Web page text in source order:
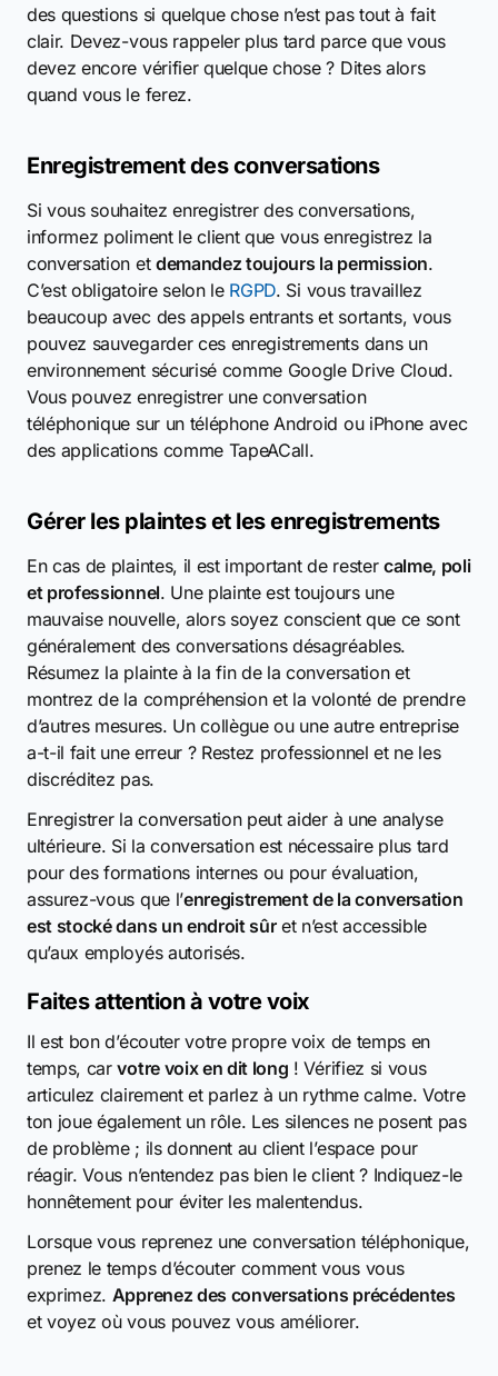
des questions si quelque chose n’est pas tout à fait
clair. Devez-vous rappeler plus tard parce que vous
devez encore vérifier quelque chose ? Dites alors
quand vous le ferez.
Enregistrement des conversations
Si vous souhaitez enregistrer des conversations,
informez poliment le client que vous enregistrez la
conversation et demandez toujours la permission.
C’est obligatoire selon le RGPD. Si vous travaillez
beaucoup avec des appels entrants et sortants, vous
pouvez sauvegarder ces enregistrements dans un
environnement sécurisé comme Google Drive Cloud.
Vous pouvez enregistrer une conversation
téléphonique sur un téléphone Android ou iPhone avec
des applications comme TapeACall.
Gérer les plaintes et les enregistrements
En cas de plaintes, il est important de rester calme, poli
et professionnel. Une plainte est toujours une
mauvaise nouvelle, alors soyez conscient que ce sont
généralement des conversations désagréables.
Résumez la plainte à la fin de la conversation et
montrez de la compréhension et la volonté de prendre
d’autres mesures. Un collègue ou une autre entreprise
a-t-il fait une erreur ? Restez professionnel et ne les
discréditez pas.
Enregistrer la conversation peut aider à une analyse
ultérieure. Si la conversation est nécessaire plus tard
pour des formations internes ou pour évaluation,
assurez-vous que l’enregistrement de la conversation
est stocké dans un endroit sûret n’est accessible
qu’aux employés autorisés.
Faites attention à votre voix
Il est bon d’écouter votre propre voix de temps en
temps, carvotre voix en dit long ! Vérifiez si vous
articulez clairement et parlez à un rythme calme. Votre
ton joue également un rôle. Les silences ne posent pas
de problème ; ils donnent au client l’espace pour
réagir. Vous n’entendez pas bien le client ? Indiquez-le
honnêtement pour éviter les malentendus.
Lorsque vous reprenez une conversation téléphonique,
prenez le temps d’écouter comment vous vous
exprimez. Apprenez des conversations précédentes
et voyez où vous pouvez vous améliorer.